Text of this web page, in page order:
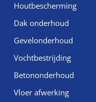
Houtbescherming
Dak onderhoud
Gevelonderhoud
Vochtbestrijding
Betononderhoud
Vloer afwerking